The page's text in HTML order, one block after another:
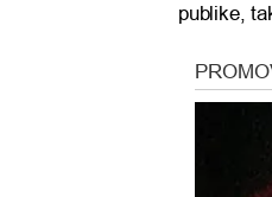
publike,